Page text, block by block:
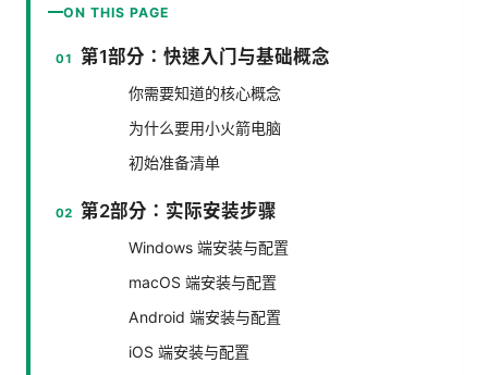
ON THIS PAGE
第1部分：快速入门与基础概念
你需要知道的核心概念
为什么要用小火箭电脑
初始准备清单
第2部分：实际安装步骤
Windows 端安装与配置
macOS 端安装与配置
Android 端安装与配置
iOS 端安装与配置